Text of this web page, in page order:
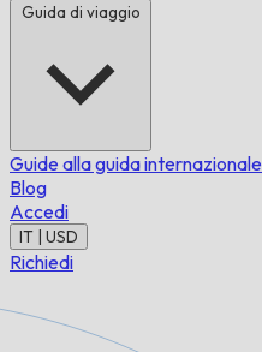
Guida di viaggio
Guide alla guida internazionale
Blog
Accedi
IT | USD
Richiedi